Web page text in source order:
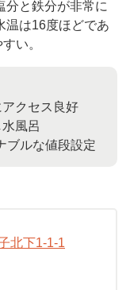
分と鉄分が非常に
温は16度ほどであ
い。
アクセス良好
風呂
ブルな値段設定
北下1-1-1